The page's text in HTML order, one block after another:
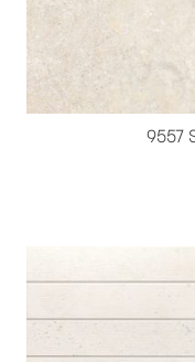
9557